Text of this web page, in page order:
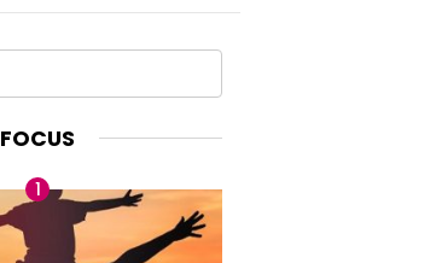
BENESSERE E BELL’ESSERE
FOCUS